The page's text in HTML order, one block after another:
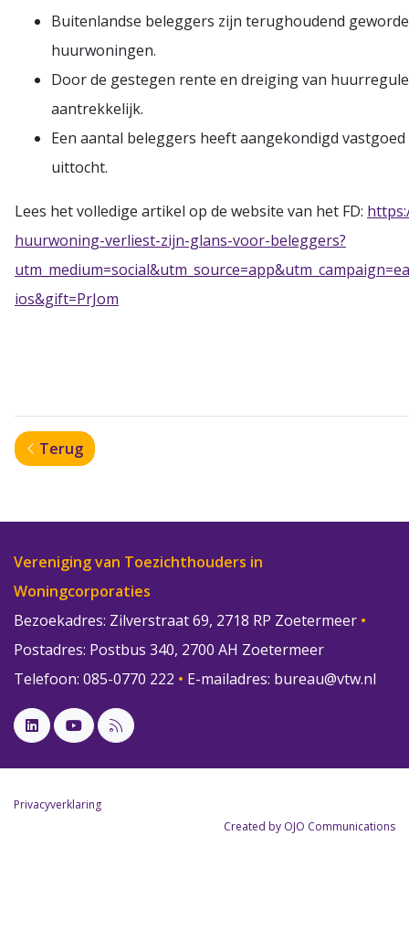
Buitenlandse beleggers zijn terughoudend
huurwoningen.
Door de gestegen rente en dreiging van
aantrekkelijk.
Een aantal beleggers heeft aangekondigd
uittocht.
Lees het volledige artikel op de website van het FD:
huurwoning-verliest-zijn-glans-voor-beleggers?
ios&gift=PrJom
Terug
Vereniging van Toezichthouders in
Woningcorporaties
Bezoekadres: Zilverstraat 69, 2718 RP Zoetermeer •
Postadres: Postbus 340, 2700 AH Zoetermeer
Telefoon: 085-0770 222 • E-mailadres: bureau@vtw.nl
Privacyverklaring
Created by OJO Communications